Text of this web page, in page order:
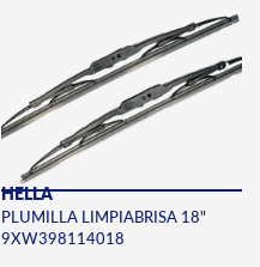
HELLA
PLUMILLA LIMPIABRISA 18"
9XW398114018